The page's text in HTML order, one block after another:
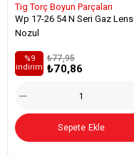
Tig Torç Boyun Parçaları
Wp 17-26 54 N Seri Gaz Lens
Nozul
₺70,86
₺77,95
%9
i̇ndirim
Sepete Ekle